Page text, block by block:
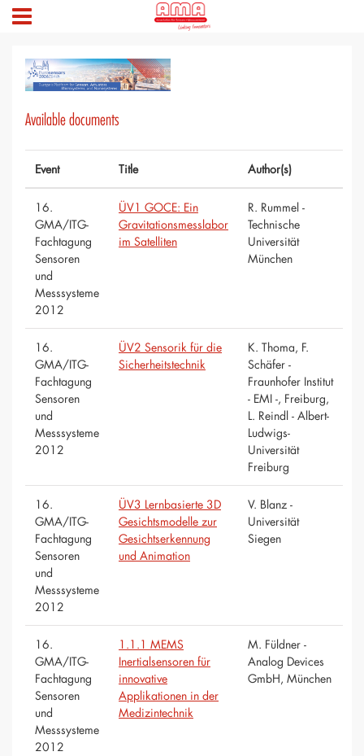
Available documents
Event Title Author(s)
16.
GMA/ITG-
Fachtagung
Sensoren
und
Messsysteme
2012
ÜV1 GOCE: Ein
Gravitationsmesslabor
im Satelliten
R. Rummel -
Technische
Universität
München
16.
GMA/ITG-
Fachtagung
Sensoren
und
Messsysteme
2012
ÜV2 Sensorik für die
Sicherheitstechnik
K. Thoma, F.
Schäfer -
Fraunhofer Institut
- EMI -, Freiburg,
L. Reindl - Albert-
Ludwigs-
Universität
Freiburg
16.
GMA/ITG-
Fachtagung
Sensoren
und
Messsysteme
2012
ÜV3 Lernbasierte 3D
Gesichtsmodelle zur
Gesichtserkennung
und Animation
V. Blanz -
Universität
Siegen
16.
GMA/ITG-
Fachtagung
Sensoren
und
Messsysteme
2012
1.1.1 MEMS
Inertialsensoren für
innovative
Applikationen in der
Medizintechnik
M. Füldner -
Analog Devices
GmbH, München